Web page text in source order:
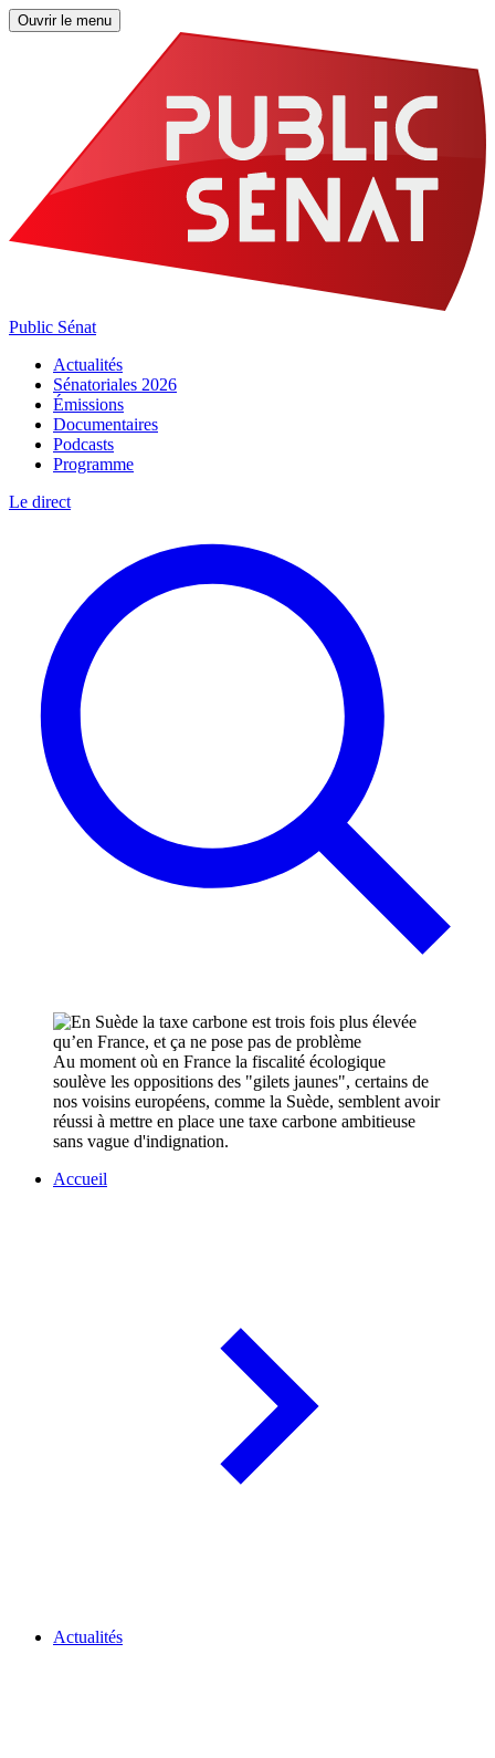
Ouvrir le menu
Public Sénat
Actualités
Sénatoriales 2026
Émissions
Documentaires
Podcasts
Programme
Le direct
Au moment où en France la fiscalité écologique
soulève les oppositions des "gilets jaunes", certains de
nos voisins européens, comme la Suède, semblent avoir
réussi à mettre en place une taxe carbone ambitieuse
sans vague d'indignation.
Accueil
Actualités